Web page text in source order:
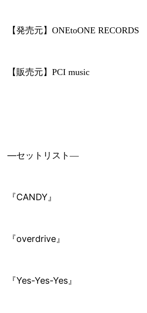
【発売元】 ONEtoONE RECORDS
【販売元】 PCI music
―セットリスト―
『CANDY』
『overdrive』
『Yes-Yes-Yes』